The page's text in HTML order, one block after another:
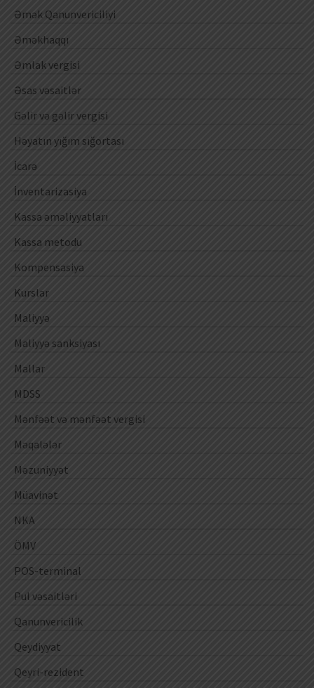
Əmək Qanunvericiliyi
Əməkhaqqı
Əmlak vergisi
Əsas vəsaitlər
Gəlir və gəlir vergisi
Həyatın yığım sığortası
İcarə
İnventarizasiya
Kassa əməliyyatları
Kassa metodu
Kompensasiya
Kurslar
Maliyyə
Maliyyə sanksiyası
Mallar
MDSS
Mənfəət və mənfəət vergisi
Məqalələr
Məzuniyyət
Müavinət
NKA
ÖMV
POS-terminal
Pul vəsaitləri
Qanunvericilik
Qeydiyyat
Qeyri-rezident